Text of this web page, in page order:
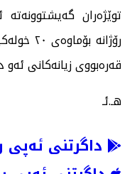
توێژەران
رۆژانە
قەرەبووی زیانەکانی ئەو
هـ.ئـ
داگرتنی ئەپی